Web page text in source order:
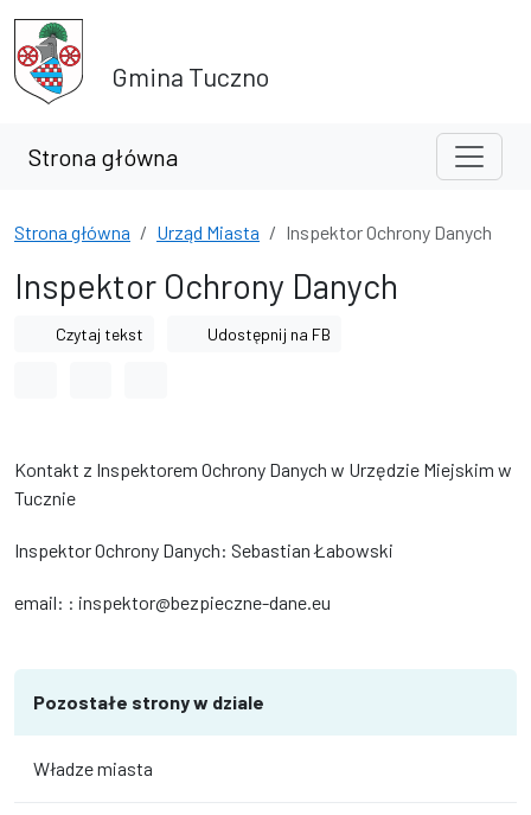
Przejdź do treści
Przejdź do wyszukiwarki
Gmina Tuczno
Strona główna
Strona główna Urząd Miasta Inspektor Ochrony Danych
Inspektor Ochrony Danych
Czytaj tekst Udostępnij na FB
Kontakt z Inspektorem Ochrony Danych w Urzędzie Miejskim w
Tucznie
Inspektor Ochrony Danych: Sebastian Łabowski
email: : inspektor@bezpieczne-dane.eu
Pozostałe strony w dziale
Władze miasta